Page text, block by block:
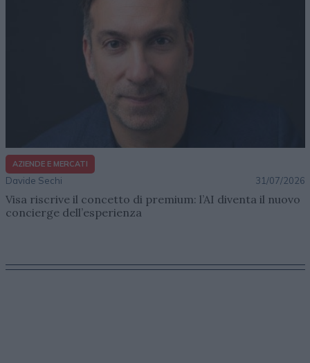
AZIENDE E MERCATI
Davide Sechi 31/07/2026
Visa riscrive il concetto di premium: l’AI diventa il nuovo
concierge dell’esperienza